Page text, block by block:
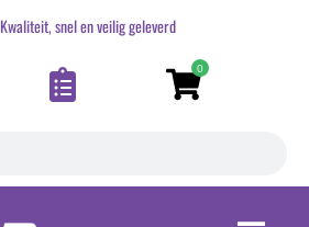
Kwaliteit, snel en veilig geleverd
0